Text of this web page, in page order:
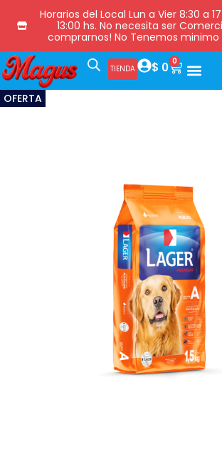
Horarios del Local Lun a Vier 8:30 a
13:00 hs. No necesita ser
comprarnos! No Tenemos
TIENDA $ 0 0
OFERTA